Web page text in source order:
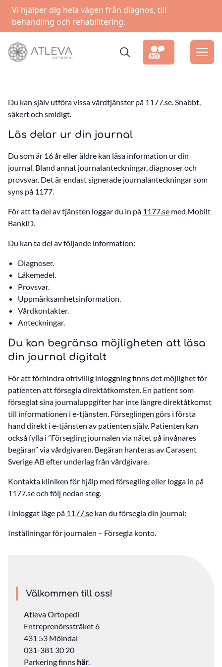
Vi hjälper dig hela vägen från diagnos, till
behandling och rehabilitering.
Du kan själv utföra vissa vårdtjänster på 1177.se . Snabbt,
säkert och smidigt.
Läs delar ur din journal
Du som är 16 år eller äldre kan läsa information ur din
journal. Bland annat journalanteckningar, diagnoser och
provsvar. Det är endast signerade journalanteckningar som
syns på 1177.
För att ta del av tjänsten loggar du in på 1177.se med Mobilt
BankID.
Du kan ta del av följande information:
Diagnoser.
Läkemedel.
Provsvar.
Uppmärksamhetsinformation.
Vårdkontakter.
Anteckningar.
Du kan begränsa möjligheten att läsa
din journal digitalt
För att förhindra ofrivillig inloggning finns det möjlighet för
patienten att försegla direktåtkomsten. En patient som
förseglat sina journaluppgifter har inte längre direktåtkomst
till informationen i e-tjänsten. Förseglingen görs i första
hand direkt i e-tjänsten av patienten själv. Patienten kan
också fylla i ”Försegling journalen via nätet på invånares
begäran” via vårdgivaren. Begäran hanteras av Carasent
Sverige AB efter underlag från vårdgivare.
Kontakta kliniken för hjälp med försegling eller logga in på
1177.seoch följ nedan steg.
I inloggat läge på 1177.se kan du försegla din journal:
Inställningar för journalen – Försegla konto.
Välkommen till oss!
Atleva Ortopedi
Entreprenörsstråket 6
431 53 Mölndal
031-381 30 20
Parkering finns här.